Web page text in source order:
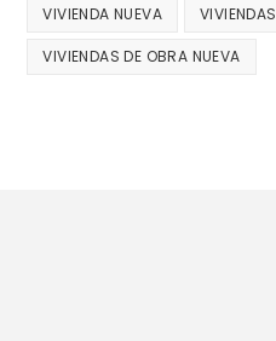
VIVIENDA NUEVA VIVIENDAS
VIVIENDAS DE OBRA NUEVA